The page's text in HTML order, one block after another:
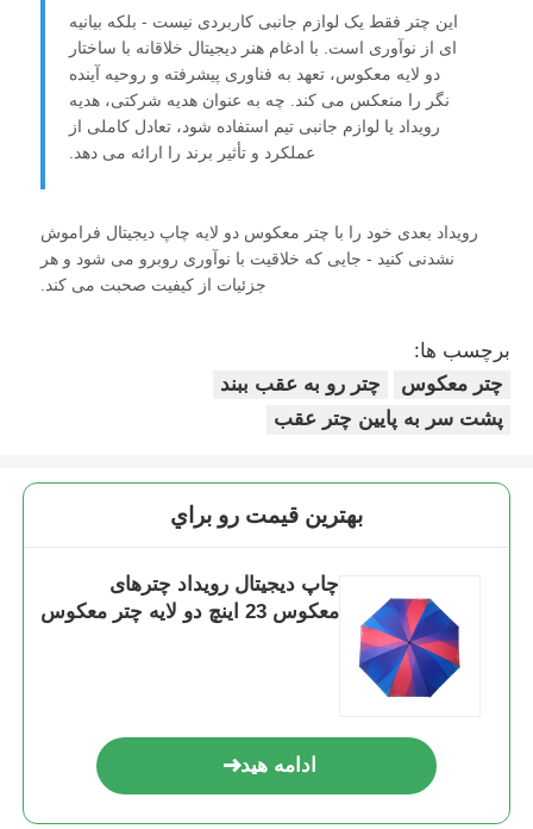
این چتر فقط یک لوازم جانبی کاربردی نیست - بلکه بیانیه
ای از نوآوری است. با ادغام هنر دیجیتال خلاقانه با ساختار
دو لایه معکوس، تعهد به فناوری پیشرفته و روحیه آینده
نگر را منعکس می کند. چه به عنوان هدیه شرکتی، هدیه
رویداد یا لوازم جانبی تیم استفاده شود، تعادل کاملی از
عملکرد و تأثیر برند را ارائه می دهد.
رویداد بعدی خود را با چتر معکوس دو لایه چاپ دیجیتال فراموش
نشدنی کنید - جایی که خلاقیت با نوآوری روبرو می شود و هر
جزئیات از کیفیت صحبت می کند.
برچسب ها:
چتر معکوس
چتر رو به عقب ببند
پشت سر به پایین چتر عقب
بهترين قيمت رو براي
چاپ دیجیتال رویداد چترهای
معکوس 23 اینچ دو لایه چتر معکوس
ادامه هید